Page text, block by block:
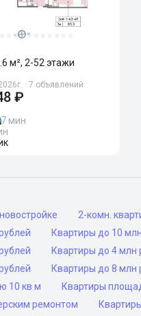
м², 2-52 этажи
· 7 объявлений
₽
7 мин
2-комн.
Квартиры до 10
Квартиры до 4 млн
Квартиры до 8 млн
10 кв м
Квартиры
ремонтом